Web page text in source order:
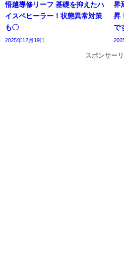
悟越導修リーフ 基礎を抑えたハ
イスペヒーラー！状態異常対策
も〇
2025年12月19日
界
昇
で
スポンサー